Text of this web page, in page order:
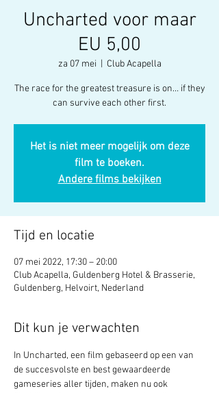
Uncharted voor maar
EU 5,00
za 07 mei Club Acapella
The race for the greatest treasure is on… if they
can survive each other first.
Het is niet meer mogelijk om deze
film te boeken.
Andere films bekijken
Tijd en locatie
07 mei 2022, 17:30 – 20:00
Club Acapella, Guldenberg Hotel & Brasserie,
Guldenberg, Helvoirt, Nederland
Dit kun je verwachten
In Uncharted, een film gebaseerd op een van
de succesvolste en best gewaardeerde
gameseries aller tijden, maken nu ook